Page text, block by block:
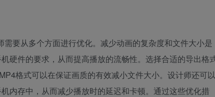
要从多个方面进行优化。减少动画的复杂度和文件大小是
硬件的要求，从而提高播放的流畅性。选择合适的导出格
格式可以在保证画质的有效减小文件大小。设计师还可以
内存中，从而减少播放时的延迟和卡顿。通过这些优化措